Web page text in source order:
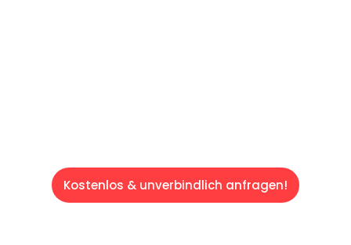
Kostenlos & unverbindlich anfragen!